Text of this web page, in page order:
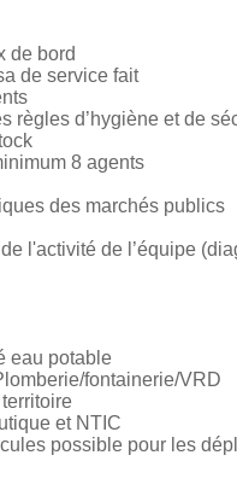
de bord
de service fait
règles d’hygiène et de
8 agents
des marchés publics
l'activité de l’équipe
eau potable
fontainerie/VRD
et NTIC
possible pour les